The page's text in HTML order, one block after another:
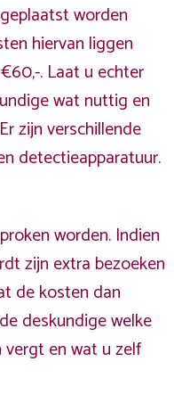
worden
hiervan liggen
. Laat u echter
wat nuttig en
zijn verschillende
detectieapparatuur.
worden. Indien
zijn extra bezoeken
de kosten dan
deskundige welke
en wat u zelf